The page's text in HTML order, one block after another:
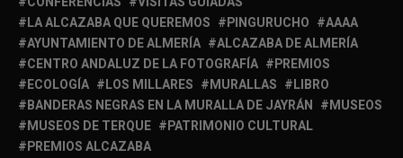
LA ALCAZABA QUE QUEREMOS
PINGURUCHO
AAAA
AYUNTAMIENTO DE ALMERÍA
ALCAZABA DE ALMERÍA
CENTRO ANDALUZ DE LA FOTOGRAFÍA
PREMIOS
ECOLOGÍA
LOS MILLARES MURALLAS
LIBRO
BANDERAS NEGRAS EN LA MURALLA DE JAYRÁN
MUSEOS
MUSEOS DE TERQUE
PATRIMONIO CULTURAL
PREMIOS ALCAZABA